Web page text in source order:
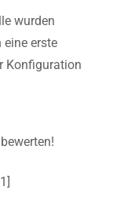
wurden
erste
Konfiguration
]